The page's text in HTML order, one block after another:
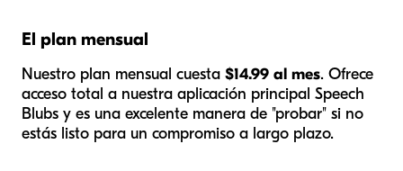
El plan mensual
Nuestro plan mensual cuesta $14.99 al mes. Ofrece
acceso total a nuestra aplicación principal Speech
Blubs y es una excelente manera de "probar" si no
estás listo para un compromiso a largo plazo.